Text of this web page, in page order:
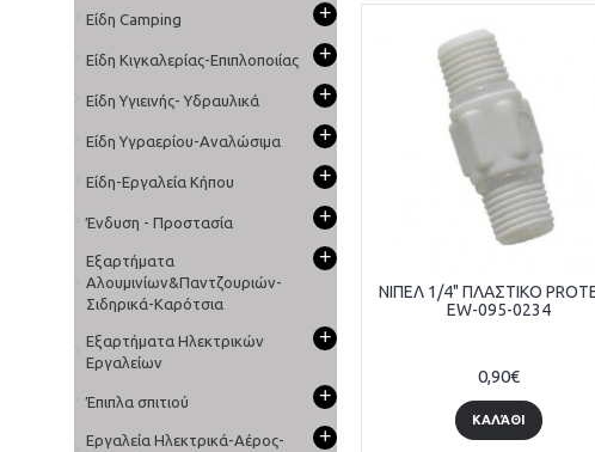
Είδη Camping +
Είδη Κιγκαλερίας-Επιπλοποιίας +
Είδη Υγιεινής- Υδραυλικά +
Είδη Υγραερίου-Αναλώσιμα +
Είδη-Εργαλεία Κήπου +
Ένδυση - Προστασία +
Εξαρτήματα
Αλουμινίων&Παντζουριών-
Σιδηρικά-Καρότσια
+
Εξαρτήματα Ηλεκτρικών
Εργαλείων
+
Έπιπλα σπιτιού +
Εργαλεία Ηλεκτρικά-Αέρος-
+
ΝΙΠΕΛ 1/4" ΠΛΑΣΤΙΚΟ
EW-095-0234
0,90€
ΚΑΛΆΘΙ